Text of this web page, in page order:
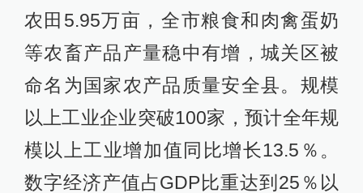
农田5.95万亩，全市粮食和肉禽蛋奶
等农畜产品产量稳中有增，城关区被
命名为国家农产品质量安全县。规模
以上工业企业突破100家，预计全年规
模以上工业增加值同比增长13.5％。
数字经济产值占GDP比重达到25％以